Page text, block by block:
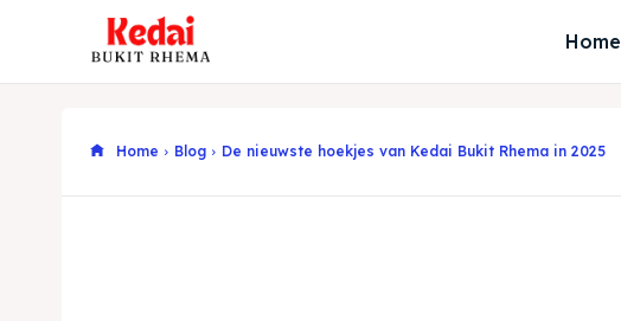
Home
Home Blog De nieuwste hoekjes van Kedai Bukit Rhema in 2025